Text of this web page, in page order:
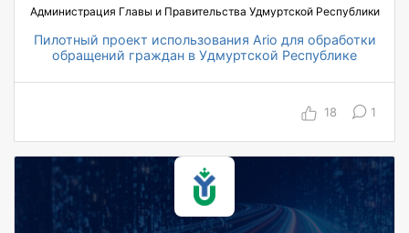
Администрация Главы и Правительства Удмуртской Республики
Пилотный проект использования Ario для обработки
обращений граждан в Удмуртской Республике
87% автоматическое заполнение
ответственного за исполнение поручения
18 1